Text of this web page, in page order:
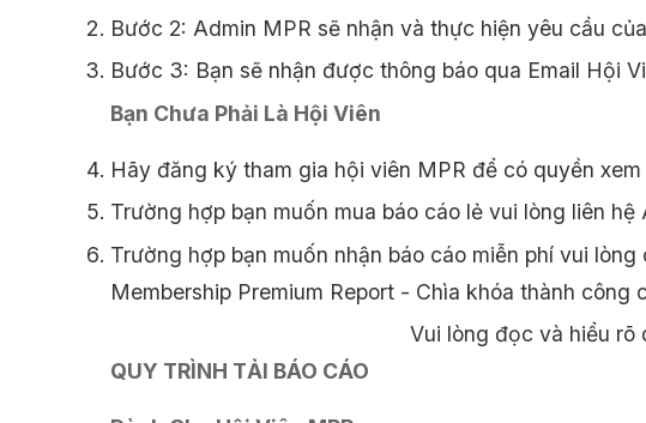
Bước 2: Admin MPR sẽ nhận và thực hiện yêu cầu
Bước 3: Bạn sẽ nhận được thông báo qua Email Hội
Bạn Chưa Phải Là Hội Viên
Hãy đăng ký tham gia hội viên MPR để có quyền
Trường hợp bạn muốn mua báo cáo lẻ vui lòng liên hệ
Trường hợp bạn muốn nhận báo cáo miễn phí vui
Membership Premium Report - Chìa khóa thành
Vui lòng đọc và hiểu
QUY TRÌNH TẢI BÁO CÁO